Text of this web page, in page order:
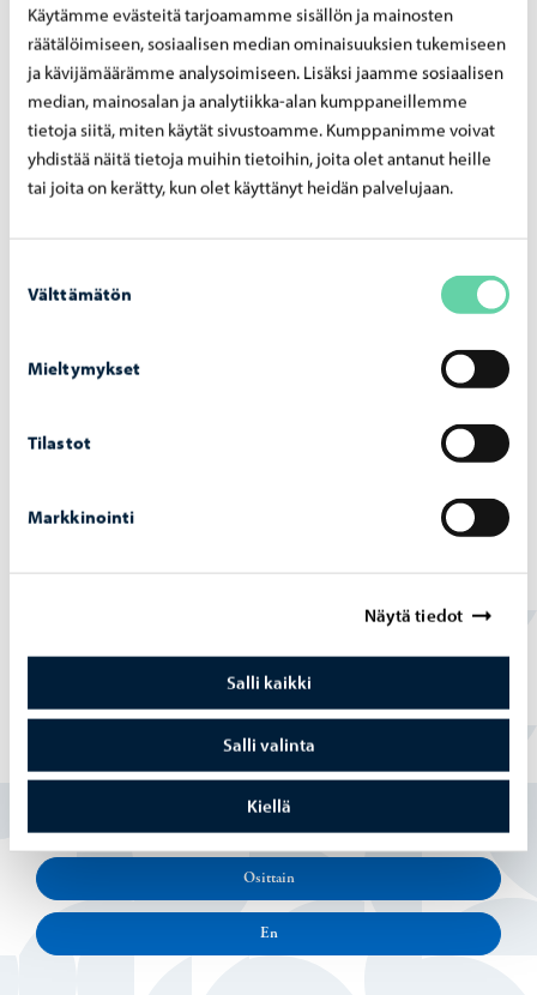
Käytämme evästeitä tarjoamamme sisällön ja mainosten
räätälöimiseen, sosiaalisen median ominaisuuksien tukemiseen
ja kävijämäärämme analysoimiseen. Lisäksi jaamme sosiaalisen
median, mainosalan ja analytiikka-alan kumppaneillemme
tietoja siitä, miten käytät sivustoamme. Kumppanimme voivat
yhdistää näitä tietoja muihin tietoihin, joita olet antanut heille
tai joita on kerätty, kun olet käyttänyt heidän palvelujaan.
valinta
Välttämätön
Mieltymykset
Tilastot
Markkinointi
Näytä tiedot
Salli kaikki
Salli valinta
Kiellä
– mak­su­pe­rus­tei­ta on uu­dis­tet­tu vuo­del­le
2026
Op­pi­las­ko­nei­den verk­ko­tur­val­li­suut­ta vah­
vis­te­taan hait­ta­si­vus­to­jen la­taa­mi­sen es­tä­
Löysitkö etsimäsi tiedon tältä sivulta?
Osittain
En